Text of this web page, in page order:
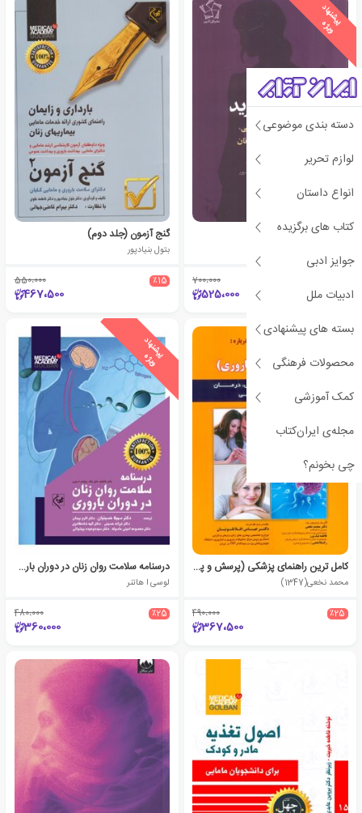
دسته بندی موضوعی
لوازم تحریر
انواع داستان
کتاب های برگزیده
جوایز ادبی
ادبیات ملل
بسته های پیشنهادی
محصولات فرهنگی
کمک آموزشی
مجله‌ی ایران‌کتاب
چی بخونم؟
پ
ی
ش
ن
ه
ا
د
و
ی
ژ
ه
تابوها را کنار بگذارید
700،000
525،000
گنج آزمون (جلد دوم)
بتول بنیادپور
٪15 550،000
467،500
پ
ه
کامل ترین راهنمای پزشکی (پرسش و پاسخ) درباره : نازایی (ناباروری)
محمد نخعی(1347)
٪25 490،000
367،500
پ
ی
ش
ن
ه
ا
د
و
ی
ژ
ه
درسنامه سلامت روان زنان در دوران باروری
لوسی ا هاتنر
٪25 480،000
360،000